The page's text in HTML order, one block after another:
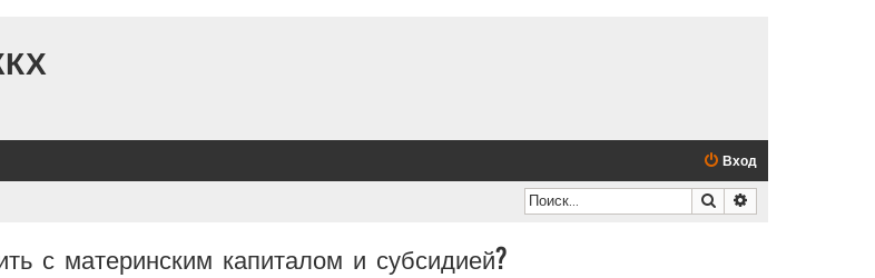
Вход
Поиск
с материнским капиталом и субсидией?